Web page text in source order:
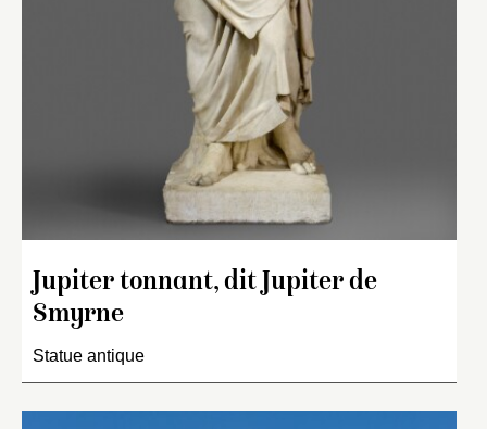
Jupiter tonnant, dit Jupiter de
Smyrne
Statue antique